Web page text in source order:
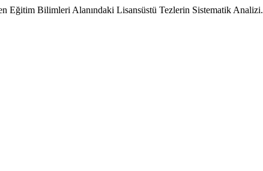
Eğitim Bilimleri Alanındaki Lisansüstü Tezlerin Sistematik Analizi.